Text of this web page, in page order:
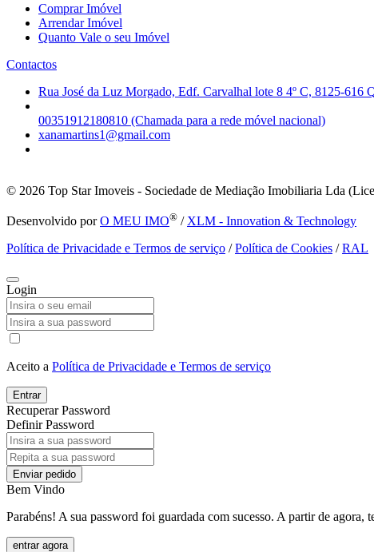
Comprar Imóvel
Arrendar Imóvel
Quanto Vale o seu Imóvel
Contactos
Rua José da Luz Morgado, Edf. Carvalhal lote 8 4º C, 8125-616
00351912180810 (Chamada para a rede móvel nacional)
xanamartins1@gmail.com
© 2026 Top Star Imoveis - Sociedade de Mediação Imobiliaria Lda
Desenvolvido porO MEU IMO® / XLM - Innovation & Technology
Política de Privacidade e Termos de serviço /Política de Cookies /RAL
Login
Aceito a Política de Privacidade e Termos de serviço
Entrar
Recuperar Password
Definir Password
Enviar pedido
Bem Vindo
Parabéns! A sua password foi guardada com sucesso. A partir de agora,
entrar agora